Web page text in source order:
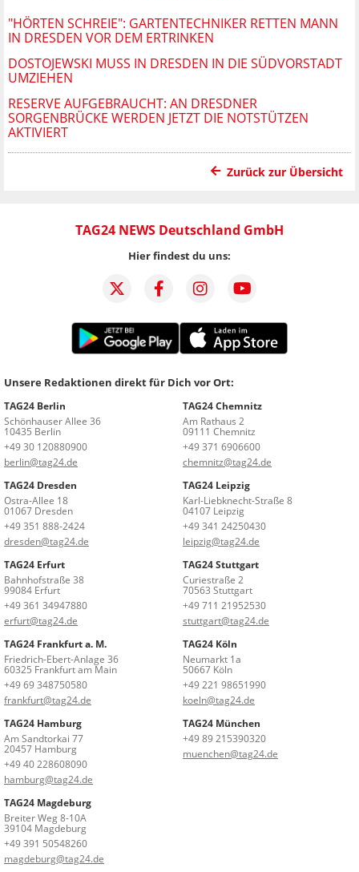
"HÖRTEN SCHREIE": GARTENTECHNIKER RETTEN MANN
IN DRESDEN VOR DEM ERTRINKEN
DOSTOJEWSKI MUSS IN DRESDEN IN DIE SÜDVORSTADT
UMZIEHEN
RESERVE AUFGEBRAUCHT: AN DRESDNER
SORGENBRÜCKE WERDEN JETZT DIE NOTSTÜTZEN
AKTIVIERT
Zurück zur Übersicht
TAG24 NEWS Deutschland GmbH
Hier findest du uns:
Unsere Redaktionen direkt für Dich vor Ort:
TAG24 Berlin
Schönhauser Allee 36
10435 Berlin
+49 30 120880900
berlin@tag24.de
TAG24 Chemnitz
Am Rathaus 2
09111 Chemnitz
+49 371 6906600
chemnitz@tag24.de
TAG24 Dresden
Ostra-Allee 18
01067 Dresden
+49 351 888-2424
dresden@tag24.de
TAG24 Leipzig
Karl-Liebknecht-Straße 8
04107 Leipzig
+49 341 24250430
leipzig@tag24.de
TAG24 Erfurt
Bahnhofstraße 38
99084 Erfurt
+49 361 34947880
erfurt@tag24.de
TAG24 Stuttgart
Curiestraße 2
70563 Stuttgart
+49 711 21952530
stuttgart@tag24.de
TAG24 Frankfurt a. M.
Friedrich-Ebert-Anlage 36
60325 Frankfurt am Main
+49 69 348750580
frankfurt@tag24.de
TAG24 Köln
Neumarkt 1a
50667 Köln
+49 221 98651990
koeln@tag24.de
TAG24 Hamburg
Am Sandtorkai 77
20457 Hamburg
+49 40 228608090
hamburg@tag24.de
TAG24 München
+49 89 215390320
muenchen@tag24.de
TAG24 Magdeburg
Breiter Weg 8-10A
39104 Magdeburg
+49 391 50548260
magdeburg@tag24.de